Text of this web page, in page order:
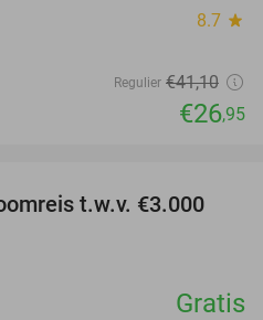
8.7 star
Regulier €41,10
€26,95
t.w.v. €3.000
Gratis